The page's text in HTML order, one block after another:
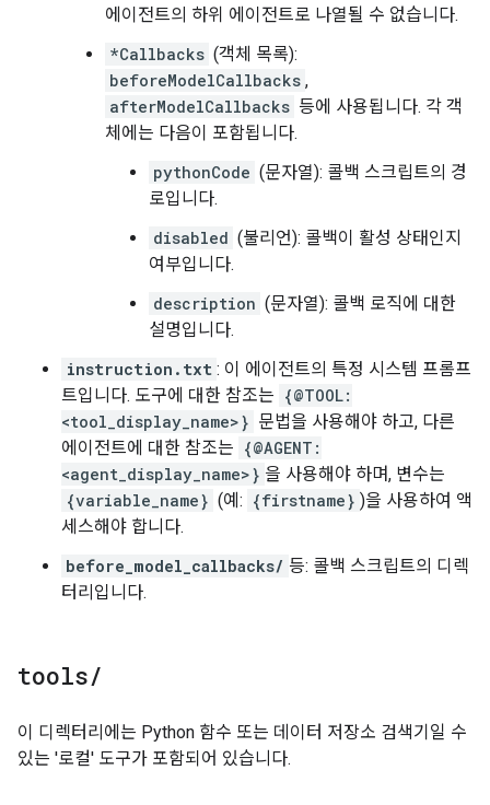
에이전트의 하위 에이전트로 나열될 수 없습니다.
*Callbacks (객체 목록):
beforeModelCallbacks ,
afterModelCallbacks 등에 사용됩니다. 각 객
체에는 다음이 포함됩니다.
pythonCode (문자열): 콜백 스크립트의 경
로입니다.
disabled (불리언): 콜백이 활성 상태인지
여부입니다.
description (문자열): 콜백 로직에 대한
설명입니다.
instruction.txt : 이 에이전트의 특정 시스템 프롬프
트입니다. 도구에 대한 참조는 {@TOOL:
<tool_display_name>} 문법을 사용해야 하고, 다른
에이전트에 대한 참조는 {@AGENT:
<agent_display_name>} 을 사용해야 하며, 변수는
{variable_name} (예: {firstname} )을 사용하여 액
세스해야 합니다.
before_model_callbacks/ 등: 콜백 스크립트의 디렉
터리입니다.
tools/
이 디렉터리에는 Python 함수 또는 데이터 저장소 검색기일 수
있는 '로컬' 도구가 포함되어 있습니다.